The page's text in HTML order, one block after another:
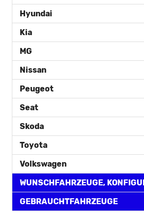
Hyundai
Kia
MG
Nissan
Peugeot
Seat
Skoda
Toyota
Volkswagen
WUNSCHFAHRZEUGE,
GEBRAUCHTFAHRZEUGE